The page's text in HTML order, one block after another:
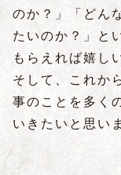
のか？」「どん
たいのか？」と
もらえれば嬉し
そして、これか
事のことを多く
いきたいと思い